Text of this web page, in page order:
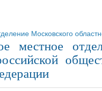
местное